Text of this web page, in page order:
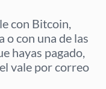
con Bitcoin,
o con una de las
hayas pagado,
vale por correo